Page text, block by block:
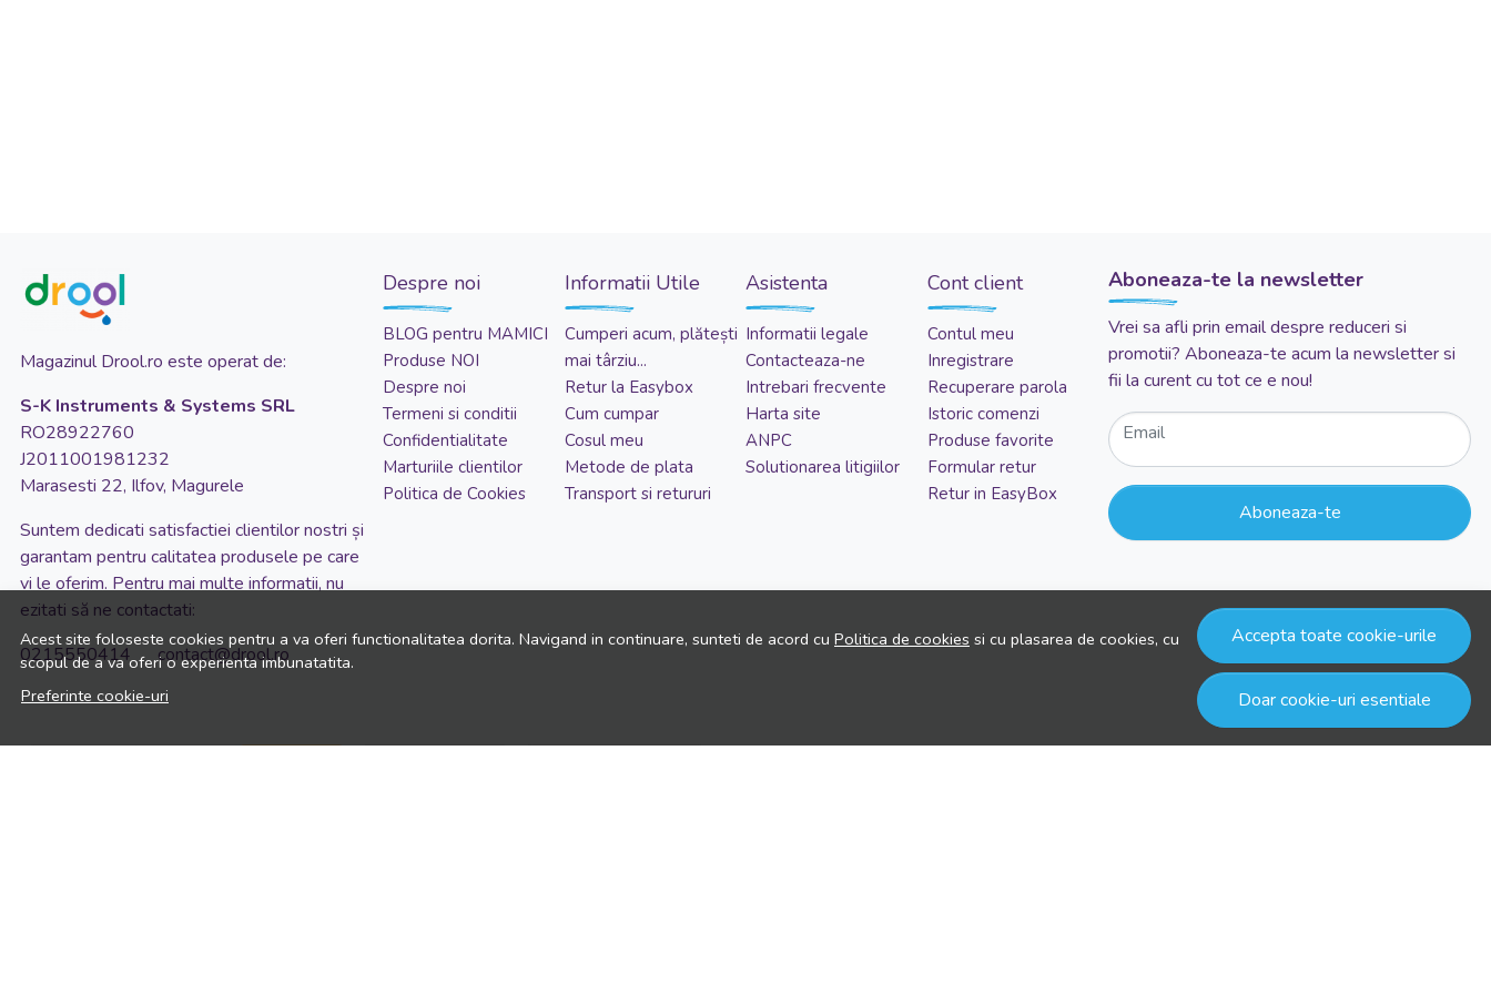
Acest site foloseste cookies pentru a va oferi functionalitatea dorita. Navigand in continuare, sunteti de acord cu Politica de cookies si cu plasarea de cookies, cu
scopul de a va oferi o experienta imbunatatita.
Preferinte cookie-uri
Accepta toate cookie-urile
Doar cookie-uri esentiale
Magazinul Drool.ro este operat de:
S-K Instruments & Systems SRL
RO28922760
J2011001981232
Marasesti 22, Ilfov, Magurele
Suntem dedicati satisfactiei clientilor nostri și
garantam pentru calitatea produsele pe care
vi le oferim. Pentru mai multe informatii, nu
ezitati să ne contactati:
0215550414 contact@drool.ro
Despre noi
BLOG pentru MAMICI
Produse NOI
Despre noi
Termeni si conditii
Confidentialitate
Marturiile clientilor
Politica de Cookies
Informatii Utile
Cumperi acum, plătești
mai târziu...
Retur la Easybox
Cum cumpar
Cosul meu
Metode de plata
Transport si retururi
Asistenta
Informatii legale
Contacteaza-ne
Intrebari frecvente
Harta site
ANPC
Solutionarea litigiilor
Cont client
Contul meu
Inregistrare
Recuperare parola
Istoric comenzi
Produse favorite
Formular retur
Retur in EasyBox
Aboneaza-te la newsletter
Vrei sa afli prin email despre reduceri si
promotii? Aboneaza-te acum la newsletter si
fii la curent cu tot ce e nou!
Email
Aboneaza-te